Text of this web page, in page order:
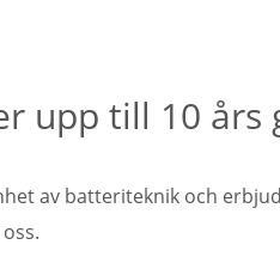
upp till 10
av batteriteknik och